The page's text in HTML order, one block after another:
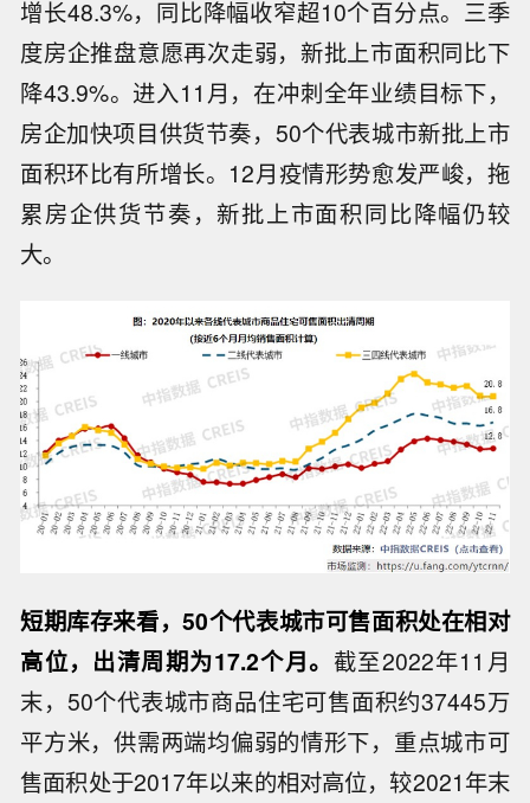
增长48.3%，同比降幅收窄超10个百分点。三季
度房企推盘意愿再次走弱，新批上市面积同比下
降43.9%。进入11月，在冲刺全年业绩目标下，
房企加快项目供货节奏，50个代表城市新批上市
面积环比有所增长。12月疫情形势愈发严峻，拖
累房企供货节奏，新批上市面积同比降幅仍较
大。
短期库存来看，50个代表城市可售面积处在相对
高位，出清周期为17.2个月。 截至2022年11月
末，50个代表城市商品住宅可售面积约37445万
平方米，供需两端均偏弱的情形下，重点城市可
售面积处于2017年以来的相对高位，较2021年末